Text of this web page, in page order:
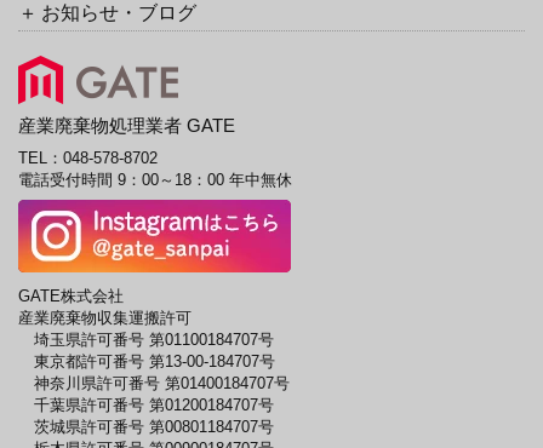
お知らせ・ブログ
産業廃棄物処理業者 GATE
TEL： 048-578-8702
電話受付時間 9：00～18：00 年中無休
GATE株式会社
産業廃棄物収集運搬許可
埼玉県許可番号 第01100184707号
東京都許可番号 第13-00-184707号
神奈川県許可番号 第01400184707号
千葉県許可番号 第01200184707号
茨城県許可番号 第00801184707号